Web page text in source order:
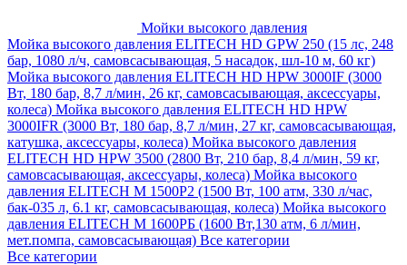
Мойки высокого давления
Мойка высокого давления ELITECH HD GPW 250 (15 лс, 248
бар, 1080 л/ч, самовсасывающая, 5 насадок, шл-10 м, 60 кг)
Мойка высокого давления ELITECH HD HPW 3000IF (3000
Вт, 180 бар, 8,7 л/мин, 26 кг, самовсасывающая, аксессуары,
колеса) Мойка высокого давления ELITECH HD HPW
3000IFR (3000 Вт, 180 бар, 8,7 л/мин, 27 кг, самовсасывающая,
катушка, аксессуары, колеса) Мойка высокого давления
ELITECH HD HPW 3500 (2800 Вт, 210 бар, 8,4 л/мин, 59 кг,
самовсасывающая, аксессуары, колеса) Мойка высокого
давления ELITECH M 1500P2 (1500 Вт, 100 атм, 330 л/час,
бак-035 л, 6.1 кг, самовсасывающая, колеса) Мойка высокого
давления ELITECH М 1600РБ (1600 Вт,130 атм, 6 л/мин,
мет.помпа, самовсасывающая) Все категории
Все категории